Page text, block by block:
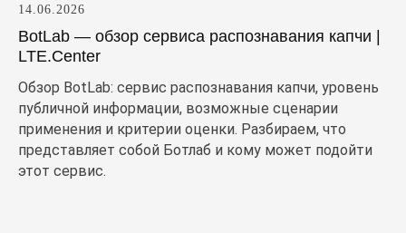
14.06.2026
BotLab — обзор сервиса распознавания капчи |
LTE.Center
Обзор BotLab: сервис распознавания капчи, уровень
публичной информации, возможные сценарии
применения и критерии оценки. Разбираем, что
представляет собой Ботлаб и кому может подойти
этот сервис.